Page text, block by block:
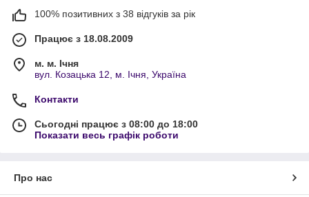
100% позитивних з 38 відгуків за рік
Працює з 18.08.2009
м. м. Ічня
вул. Козацька 12, м. Ічня, Україна
Контакти
Сьогодні працює з 08:00 до 18:00
Показати весь графік роботи
Про нас